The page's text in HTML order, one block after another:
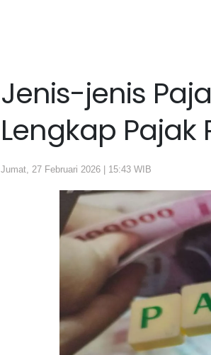
Jenis-jenis
Lengkap Pajak
Jumat, 27 Februari 2026 | 15:43 WIB